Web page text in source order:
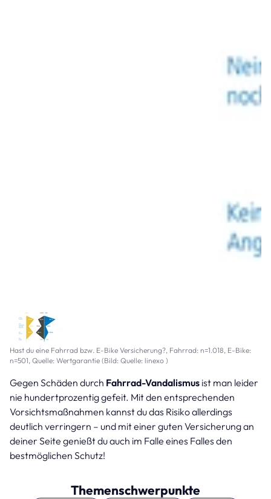
Hast du eine Fahrrad bzw. E-Bike Versicherung?, Fahrrad: n=1.018, E-Bike:
n=501, Quelle: Wertgarantie (Bild: Quelle: linexo )
Gegen Schäden durch Fahrrad-Vandalismus ist man leider
nie hundertprozentig gefeit. Mit den entsprechenden
Vorsichtsmaßnahmen kannst du das Risiko allerdings
deutlich verringern – und mit einer guten Versicherung an
deiner Seite genießt du auch im Falle eines Falles den
bestmöglichen Schutz!
Themenschwerpunkte